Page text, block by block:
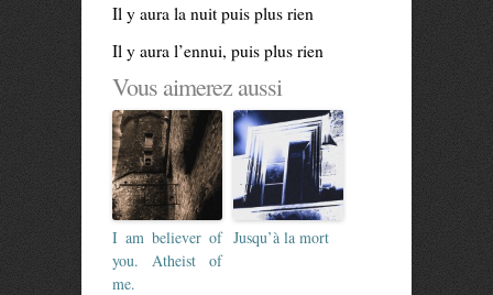
Il y aura la nuit puis plus rien
Il y aura l’ennui, puis plus rien
Vous aimerez aussi
I am believer of
you. Atheist of
me.
Jusqu’à la mort